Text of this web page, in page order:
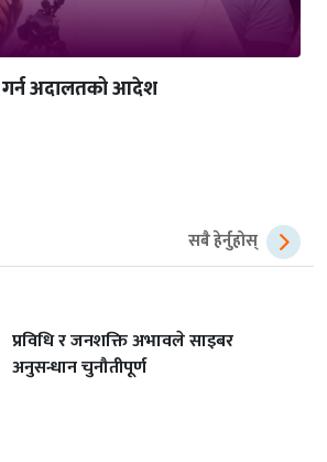
गर्न अदालतको आदेश
सबै हेर्नुहोस्
प्रविधि र जनशक्ति अभावले साइबर
अनुसन्धान चुनौतीपूर्ण